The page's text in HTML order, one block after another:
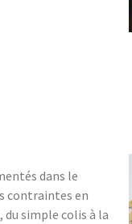
dans le
contraintes en
du simple colis à la